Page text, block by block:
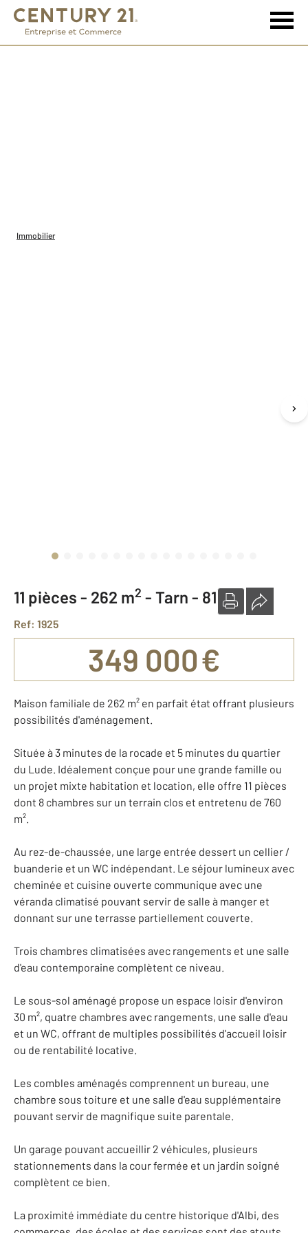
Immobilier
11 pièces - 262 m2 - Tarn - 81
Ref: 1925
349 000 €
Maison familiale de 262 m² en parfait état offrant plusieurs
possibilités d'aménagement.
Située à 3 minutes de la rocade et 5 minutes du quartier
du Lude. Idéalement conçue pour une grande famille ou
un projet mixte habitation et location, elle offre 11 pièces
dont 8 chambres sur un terrain clos et entretenu de 760
m².
Au rez-de-chaussée, une large entrée dessert un cellier /
buanderie et un WC indépendant. Le séjour lumineux avec
cheminée et cuisine ouverte communique avec une
véranda climatisé pouvant servir de salle à manger et
donnant sur une terrasse partiellement couverte.
Trois chambres climatisées avec rangements et une salle
d'eau contemporaine complètent ce niveau.
Le sous-sol aménagé propose un espace loisir d'environ
30 m², quatre chambres avec rangements, une salle d'eau
et un WC, offrant de multiples possibilités d'accueil loisir
ou de rentabilité locative.
Les combles aménagés comprennent un bureau, une
chambre sous toiture et une salle d'eau supplémentaire
pouvant servir de magnifique suite parentale.
Un garage pouvant accueillir 2 véhicules, plusieurs
stationnements dans la cour fermée et un jardin soigné
complètent ce bien.
La proximité immédiate du centre historique d'Albi, des